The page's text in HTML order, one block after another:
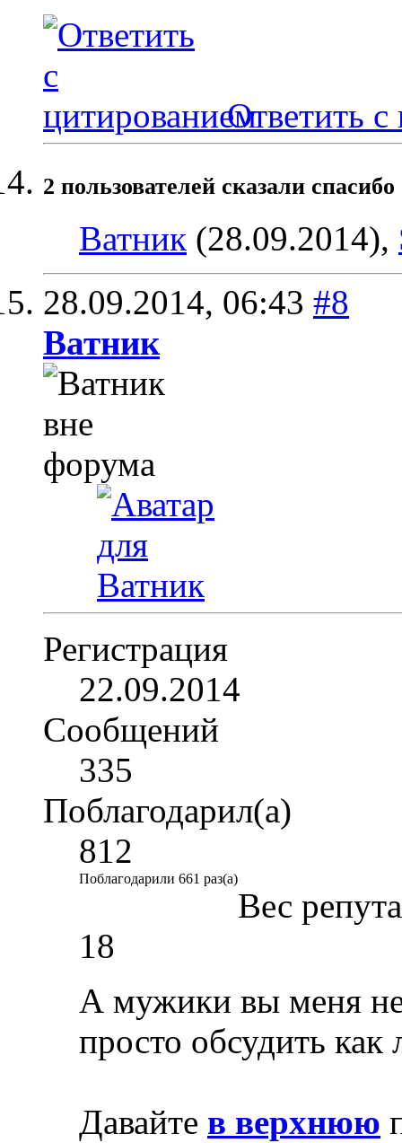
Ответить с
2 пользователей сказали
Ватник (28.09.2014),
28.09.2014, 06:43 #8
Ватник
Регистрация
22.09.2014
Сообщений
335
Поблагодарил(а)
812
Поблагодарили 661 раз(а)
Вес
18
А мужики вы меня не
просто обсудить как
Давайте в верхнюю